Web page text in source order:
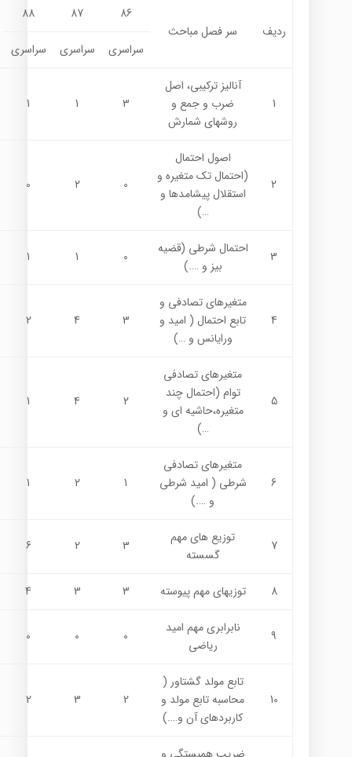
ردیف سر فصل مباحث
86
87
88
سراسری سراسری سراسری
1
آناليز تركيبي، اصل
ضرب و جمع و
روشهاي شمارش
3
1
1
2
اصول احتمال
(احتمال تك متغيره و
استقلال پيشامدها و
…)
0
2
0
3
احتمال شرطي (قضيه
بيز و ….)
0
1
1
4
متغيرهاي تصادفي و
تابع احتمال ( اميد و
ورايانس و …)
3
4
2
5
متغيرهاي تصادفي
توام (احتمال چند
متغيره،حاشيه اي و
…)
2
4
1
6
متغيرهاي تصادفي
شرطي ( اميد شرطي
و ….)
1
2
1
7
توزيع هاي مهم
گسسته
3
2
6
8 توزيهاي مهم پيوسته 3
3
4
9
نابرابري مهم اميد
رياضي
0
0
0
10
تابع مولد گشتاور (
محاسبه تابع مولد و
كاربردهاي آن و….)
2
3
2